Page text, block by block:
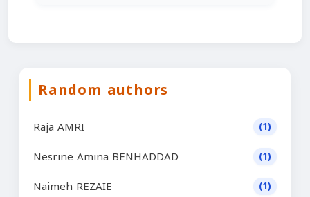
Random authors
Raja AMRI (1)
Nesrine Amina BENHADDAD (1)
Naimeh REZAIE (1)